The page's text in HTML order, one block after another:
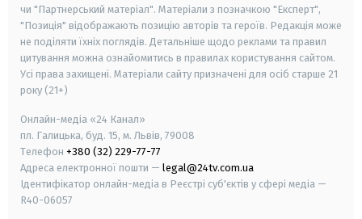
чи "Партнерський матеріал". Матеріали з позначкою "Експерт",
"Позиція" відображають позицію авторів та героїв. Редакція може
не поділяти їхніх поглядів. Детальніше щодо реклами та правил
цитування можна ознайомитись в правилах користування сайтом.
Усі права захищені. Матеріали сайту призначені для осіб старше 21
року (21+)
Онлайн-медіа «24 Канал»
пл. Галицька, буд. 15, м. Львів, 79008
Телефон +380 (32) 229-77-77
Адреса електронної пошти — legal@24tv.com.ua
Ідентифікатор онлайн-медіа в Реєстрі суб'єктів у сфері медіа —
R40-06057